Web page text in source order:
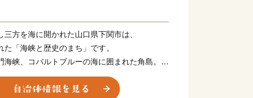
三方を海に開かれた山口県下関市は、
た「海峡と歴史のまち」です。
海峡、コバルトブルーの海に囲まれた角島。
の合戦、明治維新のきっかけっとなった下関戦